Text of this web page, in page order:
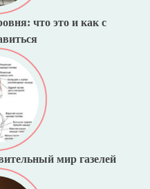
что это и как с
мир газелей